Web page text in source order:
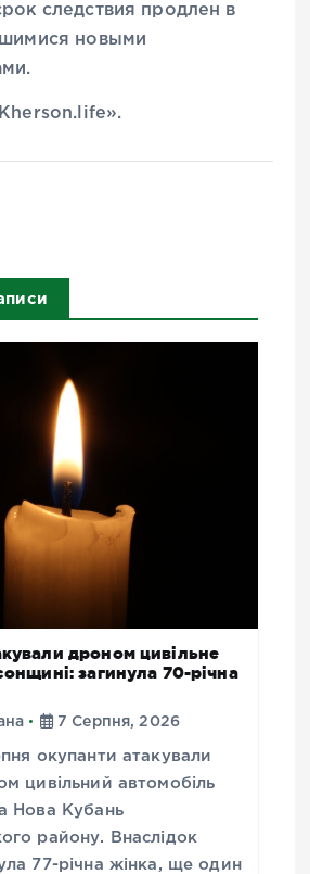
следствия продлен в
новыми
дроном цивільне
загинула 70-річна
7 Серпня, 2026
окупанти атакували
цивільний автомобіль
Нова Кубань
району. Внаслідок
77-річна жінка, ще один